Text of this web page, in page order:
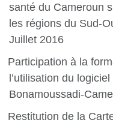
santé du Cameroun
les régions du Sud-
Juillet 2016
Participation à la
l’utilisation du
Bonamoussadi-
Restitution de la